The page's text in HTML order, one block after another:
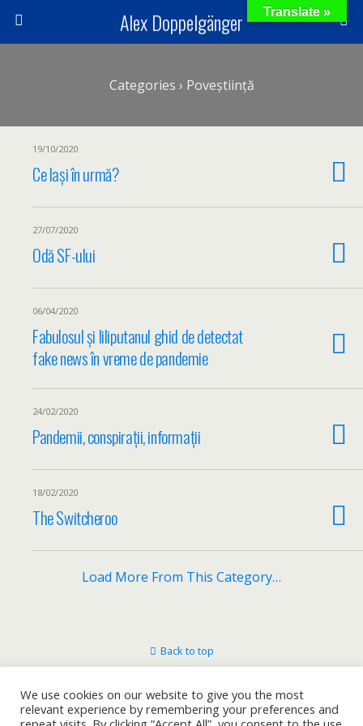
Alex Doppelgänger
Categories › Poveștiință
19/10/2020
Ce lași în urmă?
27/07/2020
Odă SF-ului
06/04/2020
Fabulosul și liliputanul ghid de detectat
fake news în vreme de pandemie
24/02/2020
Pandemii, conspirații, informații
18/02/2020
The Switcheroo
Load More From This Category…
Back to top
Mobile Desktop
We use cookies on our website to give you the most
relevant experience by remembering your preferences and
Translate »